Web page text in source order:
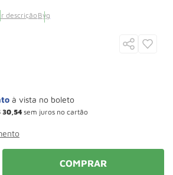
descriçãoByg
30 54 sem juros no cartão
COMPRAR